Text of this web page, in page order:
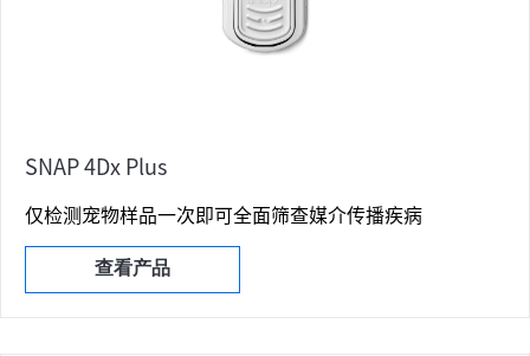
SNAP 4Dx Plus
仅检测宠物样品一次即可全面筛查媒介传播疾病
查看产品